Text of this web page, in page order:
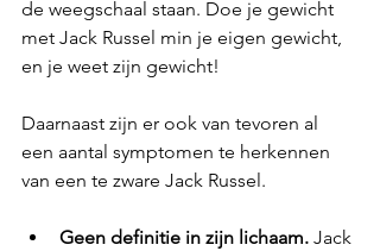
de weegschaal staan. Doe je gewicht
met Jack Russel min je eigen gewicht,
en je weet zijn gewicht!
Daarnaast zijn er ook van tevoren al
een aantal symptomen te herkennen
van een te zware Jack Russel.
Geen definitie in zijn lichaam. Jack